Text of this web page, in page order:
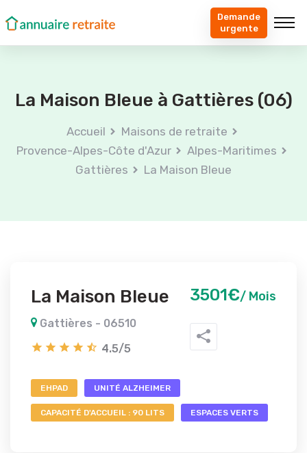
Demande
urgente
La Maison Bleue à Gattières (06)
Accueil
Maisons de retraite
Provence-Alpes-Côte d'Azur
Alpes-Maritimes
Gattières
La Maison Bleue
La Maison Bleue
Gattières - 06510
4.5/5
3501€/ Mois
EHPAD UNITÉ ALZHEIMER
CAPACITÉ D'ACCUEIL : 90 LITS ESPACES VERTS